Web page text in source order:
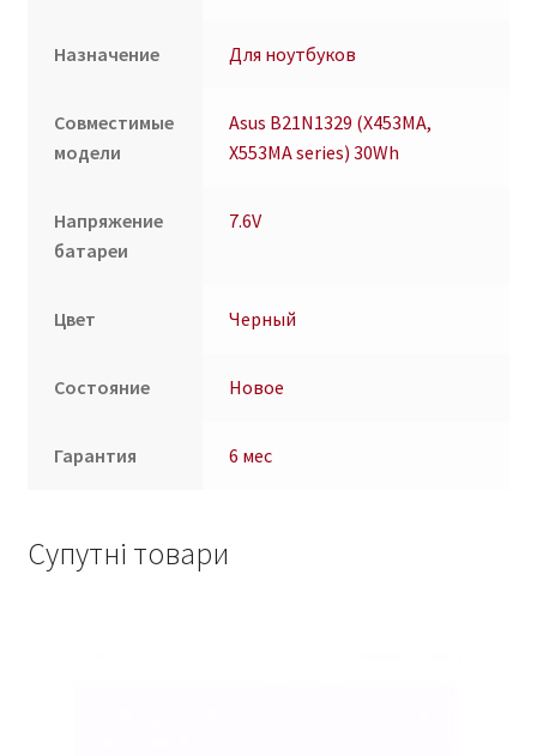
Назначение Для ноутбуков
Совместимые
модели
Asus B21N1329 (X453MA,
X553MA series) 30Wh
Напряжение
батареи
7.6V
Цвет Черный
Состояние Новое
Гарантия 6 мес
Супутні товари